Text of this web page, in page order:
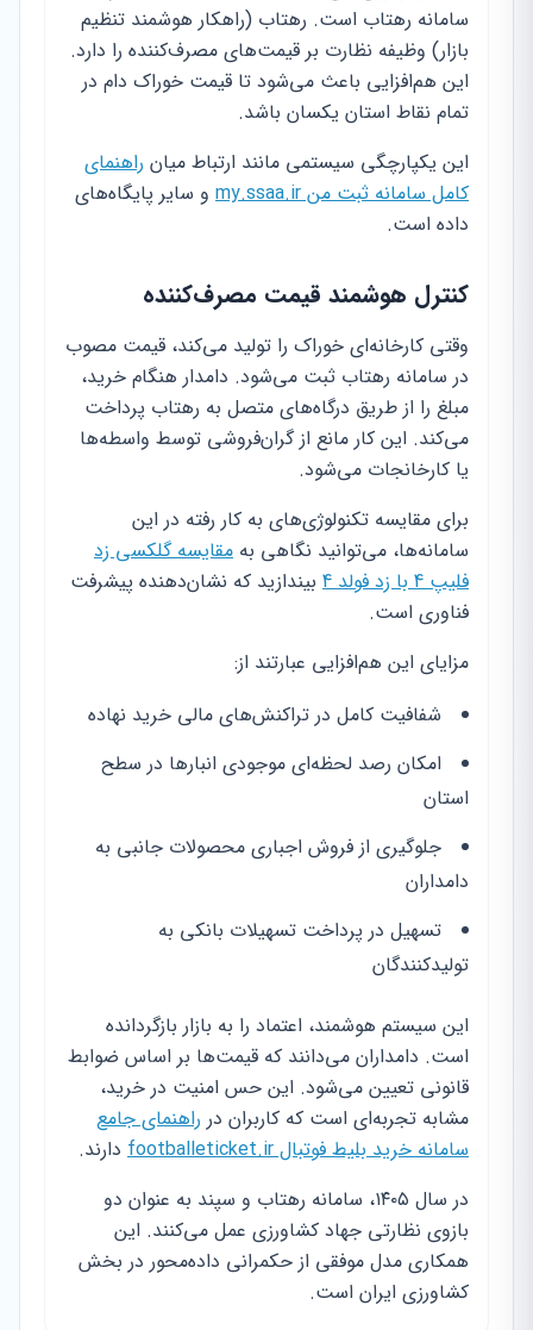
سامانه رهتاب است. رهتاب (راهکار هوشمند تنظیم
بازار) وظیفه نظارت بر قیمت‌های مصرف‌کننده را دارد.
این هم‌افزایی باعث می‌شود تا قیمت خوراک دام در
تمام نقاط استان یکسان باشد.
این یکپارچگی سیستمی مانند ارتباط میان راهنمای
کامل سامانه ثبت من my.ssaa.ir
و سایر پایگاه‌های
داده است.
کنترل هوشمند قیمت مصرف‌کننده
وقتی کارخانه‌ای خوراک را تولید می‌کند، قیمت مصوب
در سامانه رهتاب ثبت می‌شود. دامدار هنگام خرید،
مبلغ را از طریق درگاه‌های متصل به رهتاب پرداخت
می‌کند. این کار مانع از گران‌فروشی توسط واسطه‌ها
یا کارخانجات می‌شود.
برای مقایسه تکنولوژی‌های به کار رفته در این
سامانه‌ها، می‌توانید نگاهی به مقایسه گلکسی زد
فلیپ 4 با زد فولد 4
بیندازید که نشان‌دهنده پیشرفت
فناوری است.
مزایای این هم‌افزایی عبارتند از:
شفافیت کامل در تراکنش‌های مالی خرید نهاده
امکان رصد لحظه‌ای موجودی انبارها در سطح
استان
جلوگیری از فروش اجباری محصولات جانبی به
دامداران
تسهیل در پرداخت تسهیلات بانکی به
تولیدکنندگان
این سیستم هوشمند، اعتماد را به بازار بازگردانده
است. دامداران می‌دانند که قیمت‌ها بر اساس ضوابط
قانونی تعیین می‌شود. این حس امنیت در خرید،
مشابه تجربه‌ای است که کاربران در راهنمای جامع
سامانه خرید بلیط فوتبال footballeticket.ir
دارند.
در سال ۱۴۰۵، سامانه رهتاب و سپند به عنوان دو
بازوی نظارتی جهاد کشاورزی عمل می‌کنند. این
همکاری مدل موفقی از حکمرانی داده‌محور در بخش
کشاورزی ایران است.